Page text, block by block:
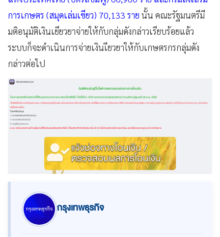
การเกษตร (สมุดเล่มเขียว) 70,133 ราย นั้น คณะรัฐมนตรีมี
มติอนุมัติเงินเยียวยาจ่ายให้กับกลุ่มดังกล่าวเรียบร้อยแล้ว
ระบบก็จะดำเนินการจ่ายเงินเียวยาให้กับเกษตรกรกลุ่มดัง
กล่าวต่อไป
กรุงเทพธุรกิจ